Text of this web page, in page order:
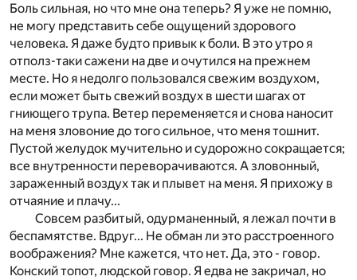
Боль сильная, но что мне она теперь? Я уже не помню,
не могу представить себе ощущений здорового
человека. Я даже будто привык к боли. В это утро я
отполз-таки сажени на две и очутился на прежнем
месте. Но я недолго пользовался свежим воздухом,
если может быть свежий воздух в шести шагах от
гниющего трупа. Ветер переменяется и снова наносит
на меня зловоние до того сильное, что меня тошнит.
Пустой желудок мучительно и судорожно сокращается;
все внутренности переворачиваются. А зловонный,
зараженный воздух так и плывет на меня. Я прихожу в
отчаяние и плачу...
Совсем разбитый, одурманенный, я лежал почти в
беспамятстве. Вдруг... Не обман ли это расстроенного
воображения? Мне кажется, что нет. Да, это - говор.
Конский топот, людской говор. Я едва не закричал, но